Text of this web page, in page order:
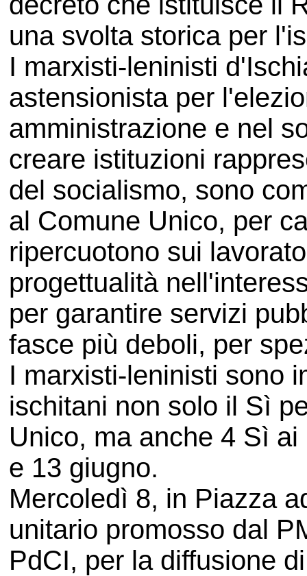
una svolta storica per
I marxisti-leninisti
astensionista per
amministrazione e nel
creare istituzioni
del socialismo, sono
al Comune Unico, per
ripercuotono sui
progettualità
per garantire servizi
fasce più deboli, per
I marxisti-leninisti sono
ischitani non solo il Sì
Unico, ma anche 4 Sì
e 13 giugno.
Mercoledì 8, in Piazza
unitario promosso dal
PdCI, per la diffusione